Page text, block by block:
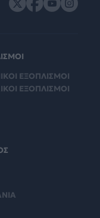
ΕΞΟΠΛΙΣΜΟΙ
ΕΞΟΠΛΙΣΜΟΙ